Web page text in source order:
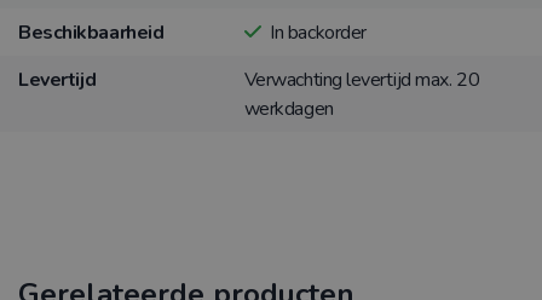
Beschikbaarheid
In backorder
Levertijd
Verwachting levertijd max. 20
werkdagen